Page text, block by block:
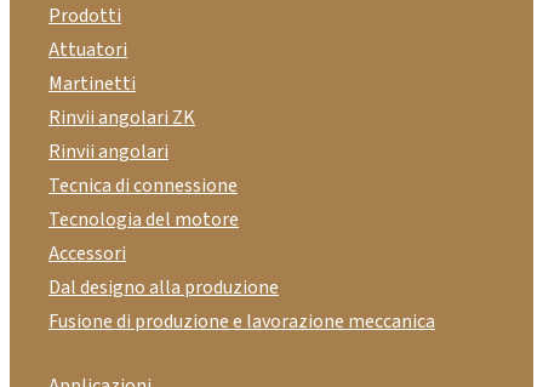
Prodotti
Attuatori
Martinetti
Rinvii angolari ZK
Rinvii angolari
Tecnica di connessione
Tecnologia del motore
Accessori
Dal designo alla produzione
Fusione di produzione e lavorazione meccanica